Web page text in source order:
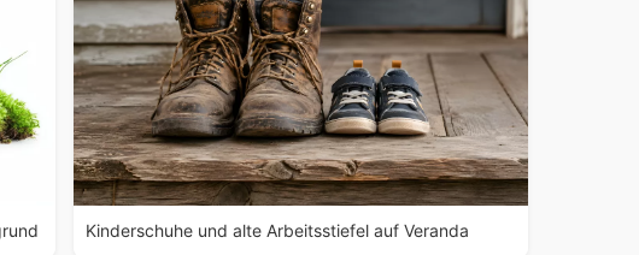
Kinderschuhe und alte Arbeitsstiefel auf Veranda